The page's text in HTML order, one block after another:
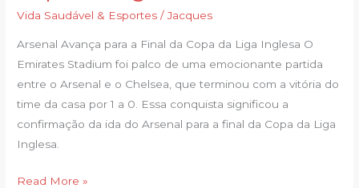
Vida Saudável & Esportes /Jacques
Arsenal Avança para a Final da Copa da Liga Inglesa O
Emirates Stadium foi palco de uma emocionante partida
entre o Arsenal e o Chelsea, que terminou com a vitória do
time da casa por 1 a 0. Essa conquista significou a
confirmação da ida do Arsenal para a final da Copa da Liga
Inglesa.
na
City
Read More »